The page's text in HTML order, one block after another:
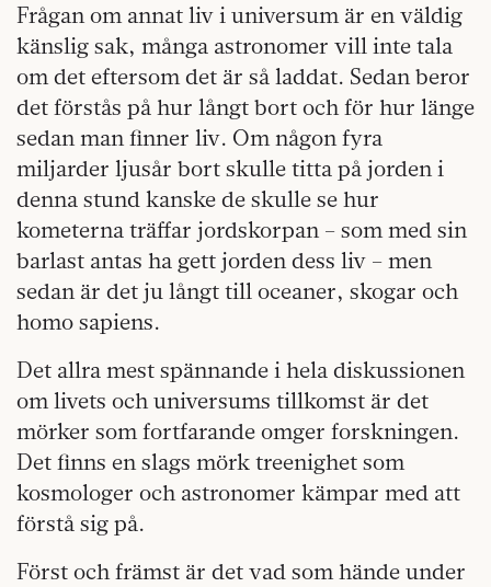
Frågan om annat liv i universum är en väldig
känslig sak, många astronomer vill inte tala
om det eftersom det är så laddat. Sedan beror
det förstås på hur långt bort och för hur länge
sedan man finner liv. Om någon fyra
miljarder ljusår bort skulle titta på jorden i
denna stund kanske de skulle se hur
kometerna träffar jordskorpan – som med sin
barlast antas ha gett jorden dess liv – men
sedan är det ju långt till oceaner, skogar och
homo sapiens.
Det allra mest spännande i hela diskussionen
om livets och universums tillkomst är det
mörker som fortfarande omger forskningen.
Det finns en slags mörk treenighet som
kosmologer och astronomer kämpar med att
förstå sig på.
Först och främst är det vad som hände under